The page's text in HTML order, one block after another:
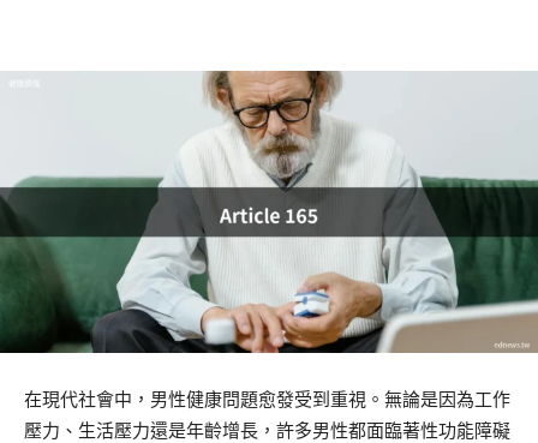
在現代社會中，男性健康問題愈發受到重視。無論是因為工作
壓力、生活壓力還是年齡增長，許多男性都面臨著性功能障礙